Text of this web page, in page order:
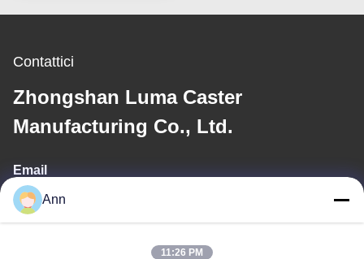
mobili
Contattici
Zhongshan Luma Caster
Manufacturing Co., Ltd.
Email
ann@industrialwheelcasters.com
Ann
11:26 PM